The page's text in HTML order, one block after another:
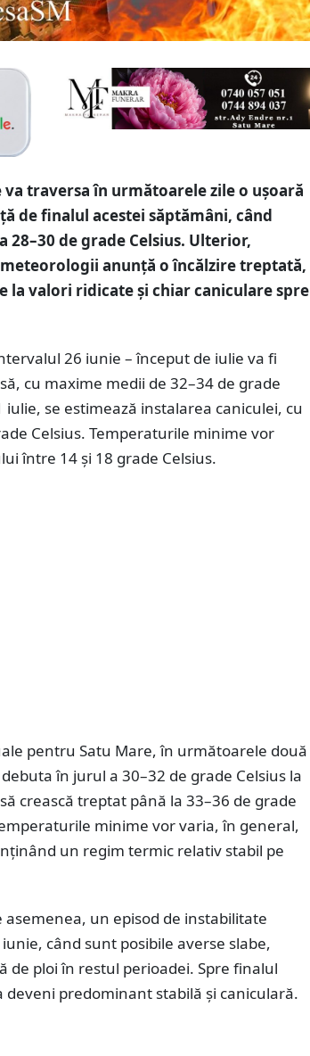
traversa în următoarele zile o ușoară
de finalul acestei săptămâni, când
28–30 de grade Celsius. Ulterior,
anunță o încălzire treptată,
la valori ridicate și chiar caniculare spre
26 iunie – început de iulie va fi
cu maxime medii de 32–34 de grade
se estimează instalarea caniculei, cu
Celsius. Temperaturile minime vor
între 14 și 18 grade Celsius.
pentru Satu Mare, în următoarele două
în jurul a 30–32 de grade Celsius la
crească treptat până la 33–36 de grade
minime vor varia, în general,
un regim termic relativ stabil pe
un episod de instabilitate
când sunt posibile averse slabe,
de ploi în restul perioadei. Spre finalul
predominant stabilă și caniculară.